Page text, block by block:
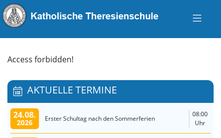
Access forbidden!
AKTUELLE TERMINE
24.08.
2026 Erster Schultag nach den Sommerferien
08:00
Uhr